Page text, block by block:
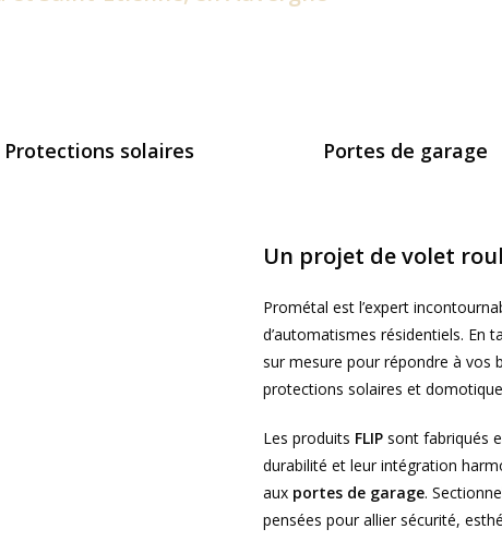
Protections solaires Portes de garage
Un projet de volet
Prométal est l’expert
d’automatismes résidentiels. En
sur mesure pour répondre à vos
protections solaires et
Les produits FLIP sont fabriqués
durabilité et leur intégration
aux portes de garage.
pensées pour allier sécurité,